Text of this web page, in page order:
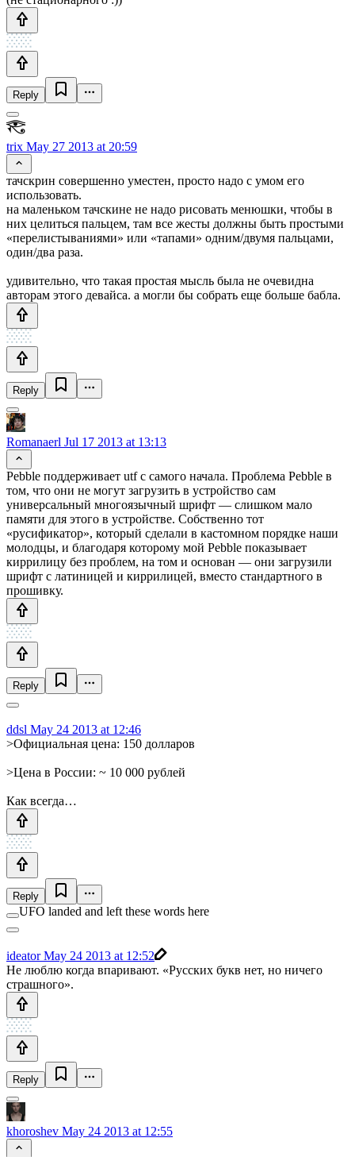
Reply
trix May 27 2013 at 20:59
тачскрин совершенно уместен, просто надо с умом его
использовать.
на маленьком тачскине не надо рисовать менюшки, чтобы в
них целиться пальцем, там все жесты должны быть простыми
«перелистываниями» или «тапами» одним/двумя пальцами,
один/два раза.
удивительно, что такая простая мысль была не очевидна
авторам этого девайса. а могли бы собрать еще больше бабла.
Reply
Romanaerl Jul 17 2013 at 13:13
Pebble поддерживает utf с самого начала. Проблема Pebble в
том, что они не могут загрузить в устройство сам
универсальный многоязычный шрифт — слишком мало
памяти для этого в устройстве. Собственно тот
«русификатор», который сделали в кастомном порядке наши
молодцы, и благодаря которому мой Pebble показывает
киррилицу без проблем, на том и основан — они загрузили
шрифт c латиницей и киррилицей, вместо стандартного в
прошивку.
Reply
ddsl May 24 2013 at 12:46
>Официальная цена: 150 долларов
>Цена в России: ~ 10 000 рублей
Как всегда…
Reply
UFO landed and left these words here
ideatorMay 24 2013 at 12:52
Не люблю когда впаривают. «Русских букв нет, но ничего
страшного».
Reply
khoroshev May 24 2013 at 12:55